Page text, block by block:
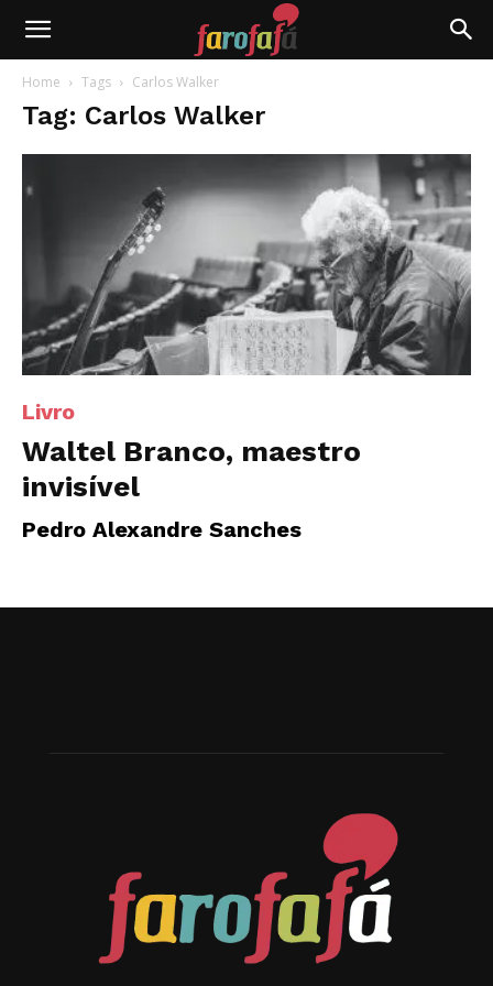
Farofafá
Home Tags Carlos Walker
Tag: Carlos Walker
Livro
Waltel Branco, maestro
invisível
Pedro Alexandre Sanches